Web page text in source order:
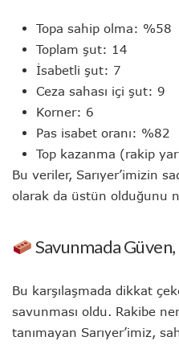
Topa sahip olma: %58
Toplam şut: 14
İsabetli şut: 7
Ceza sahası içi şut: 9
Korner: 6
Pas isabet oranı: %82
Top kazanma (rakip
Bu veriler, Sarıyer’imizin
olarak da üstün olduğunu
Savunmada
Bu karşılaşmada dikkat
savunması oldu. Rakibe
tanımayan Sarıyer’imiz,